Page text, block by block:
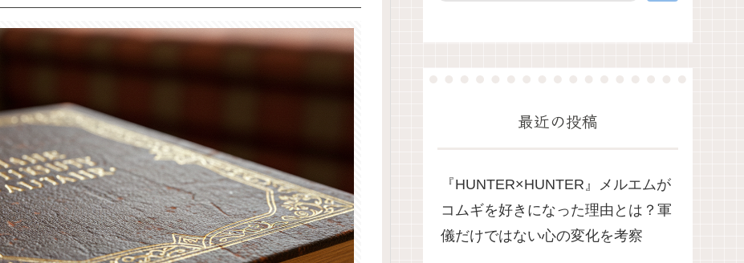
最近の投稿
『HUNTER×HUNTER』メルエムが
コムギを好きになった理由とは？軍
儀だけではない心の変化を考察